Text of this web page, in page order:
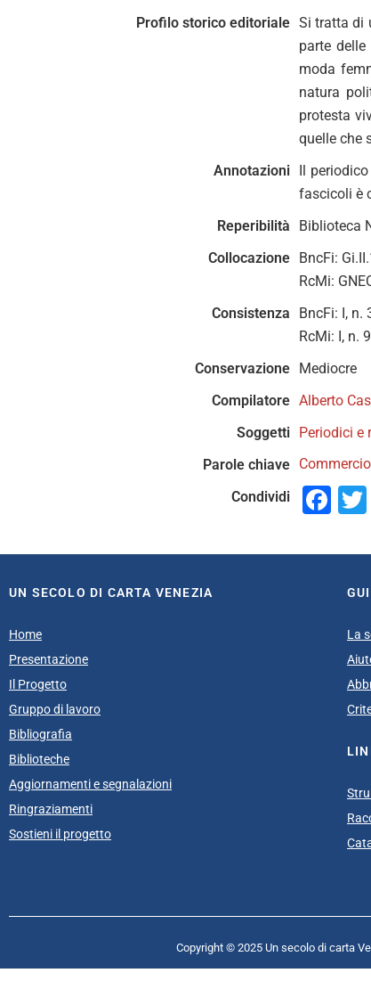
Profilo storico editoriale Si tratta di
parte
moda
natura
protesta
quelle che
Annotazioni Il
fascicoli è
Reperibilità
Biblioteca
Collocazione BncFi:
RcMi:
Consistenza
BncFi: I, n.
RcMi: I, n.
Conservazione Mediocre
Compilatore Alberto
Soggetti Periodici e
Parole chiave Commercio
Condividi
UN SECOLO DI CARTA VENEZIA
Home
Presentazione
Il Progetto
Gruppo di lavoro
Bibliografia
Biblioteche
Aggiornamenti e segnalazioni
Ringraziamenti
Sostieni il progetto
La
Copyright © 2025 Un secolo di carta